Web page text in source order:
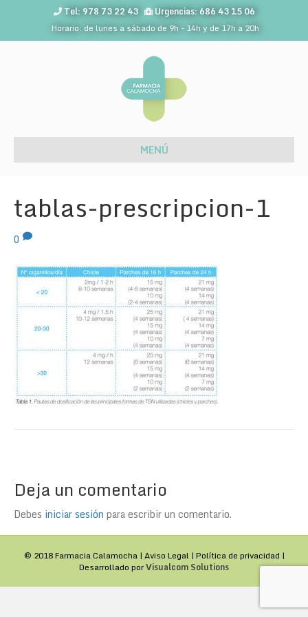
Tel: 978 73 22 43
Urgencias: 686 43 15 06
Horario: de lunes a sábado de 9h - 14h y de 17h a 20h
MENÚ
tablas-prescripcion-1
0
Deja un comentario
Debes iniciar sesión para escribir un comentario.
© 2018 Farmacia Calamocha | Aviso Legal| Política de privacidad |
Desarrollado porVisualcom Solutions